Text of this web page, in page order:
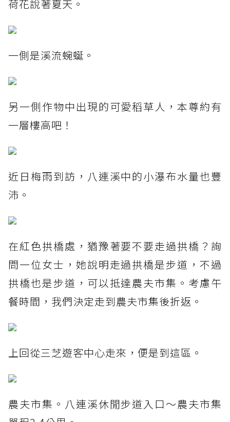
荷花說著夏天。
一側是溪流蜿蜒。
另一側作物中出現的可愛稻草人，本尊約有
一層樓高吧！
近日梅雨到訪，八連溪中的小瀑布水量也豐
沛。
在紅色拱橋處，猶豫著要不要走過拱橋？詢
問一位女士，她說明走過拱橋是步道，不過
拱橋也是步道，可以抵達農夫市集。考慮午
餐時間，我們決定走到農夫市集後折返。
上回從三芝遊客中心走來，便是到這區。
農夫市集。八連溪休閒步道入口～農夫市集